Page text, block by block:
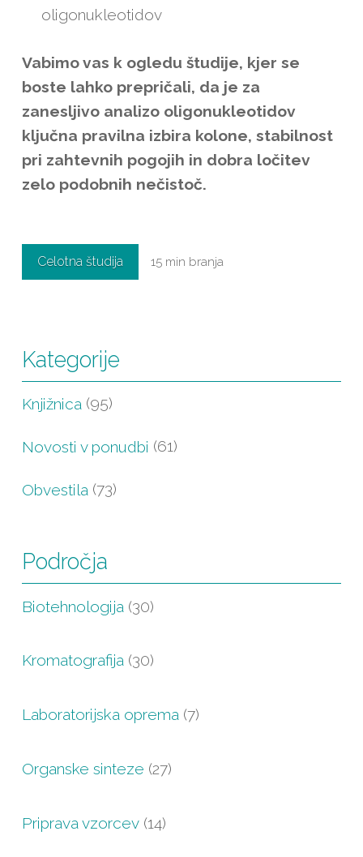
oligonukleotidov
Vabimo vas k ogledu študije, kjer se
boste lahko prepričali, da je za
zanesljivo analizo oligonukleotidov
ključna pravilna izbira kolone, stabilnost
pri zahtevnih pogojih in dobra ločitev
zelo podobnih nečistoč.
Celotna študija 15 min branja
Kategorije
Knjižnica (95)
Novosti v ponudbi (61)
Obvestila (73)
Področja
Biotehnologija (30)
Kromatografija (30)
Laboratorijska oprema (7)
Organske sinteze (27)
Priprava vzorcev (14)